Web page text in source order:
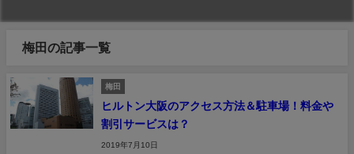
梅田の記事一覧
梅田
ヒルトン大阪のアクセス方法＆駐車場！料金や
割引サービスは？
2019年7月10日